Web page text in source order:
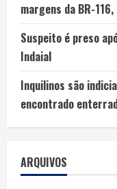
margens da BR-116,
Suspeito é preso
Indaial
Inquilinos são
encontrado
ARQUIVOS